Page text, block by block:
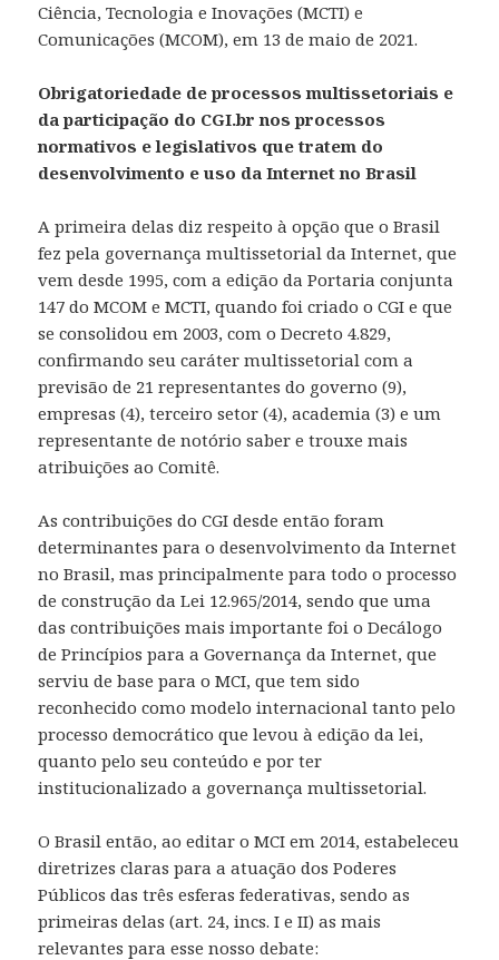
Ciência, Tecnologia e Inovações (MCTI) e
Comunicações (MCOM), em 13 de maio de 2021.
Obrigatoriedade de processos multissetoriais e
da participação do CGI.br nos processos
normativos e legislativos que tratem do
desenvolvimento e uso da Internet no Brasil
A primeira delas diz respeito à opção que o Brasil
fez pela governança multissetorial da Internet, que
vem desde 1995, com a edição da Portaria conjunta
147 do MCOM e MCTI, quando foi criado o CGI e que
se consolidou em 2003, com o Decreto 4.829,
confirmando seu caráter multissetorial com a
previsão de 21 representantes do governo (9),
empresas (4), terceiro setor (4), academia (3) e um
representante de notório saber e trouxe mais
atribuições ao Comitê.
As contribuições do CGI desde então foram
determinantes para o desenvolvimento da Internet
no Brasil, mas principalmente para todo o processo
de construção da Lei 12.965/2014, sendo que uma
das contribuições mais importante foi o Decálogo
de Princípios para a Governança da Internet, que
serviu de base para o MCI, que tem sido
reconhecido como modelo internacional tanto pelo
processo democrático que levou à edição da lei,
quanto pelo seu conteúdo e por ter
institucionalizado a governança multissetorial.
O Brasil então, ao editar o MCI em 2014, estabeleceu
diretrizes claras para a atuação dos Poderes
Públicos das três esferas federativas, sendo as
primeiras delas (art. 24, incs. I e II) as mais
relevantes para esse nosso debate: